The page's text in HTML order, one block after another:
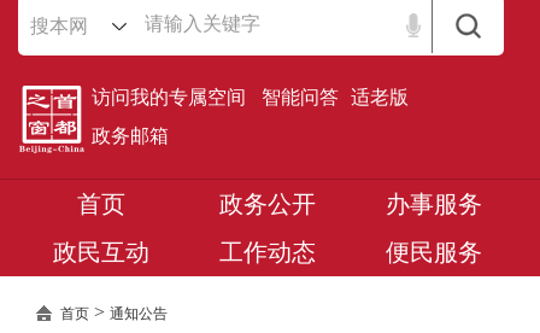
搜本网
访问我的专属空间 智能问答 适老版
政务邮箱
首页 政务公开
办事服务
政民互动
工作动态 便民服务
首页 > 通知公告